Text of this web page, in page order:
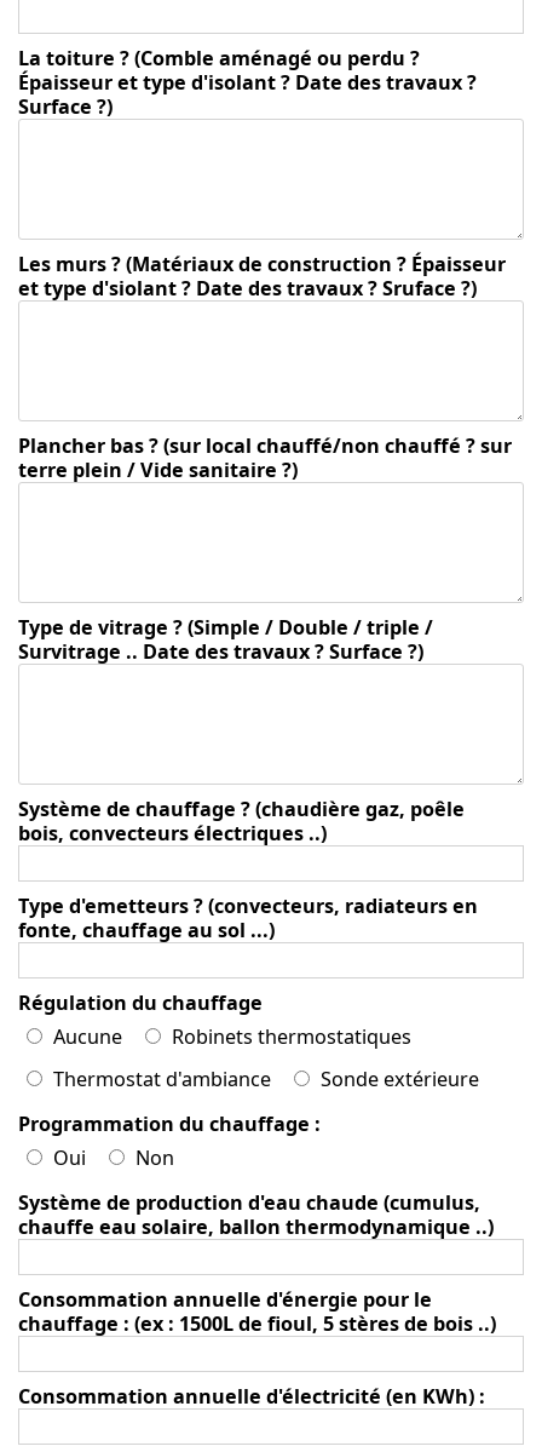
La toiture ? (Comble aménagé ou perdu ?
Épaisseur et type d'isolant ? Date des travaux ?
Surface ?)
Les murs ? (Matériaux de construction ? Épaisseur
et type d'siolant ? Date des travaux ? Sruface ?)
Plancher bas ? (sur local chauffé/non chauffé ? sur
terre plein / Vide sanitaire ?)
Type de vitrage ? (Simple / Double / triple /
Survitrage .. Date des travaux ? Surface ?)
Système de chauffage ? (chaudière gaz, poêle
bois, convecteurs électriques ..)
Type d'emetteurs ? (convecteurs, radiateurs en
fonte, chauffage au sol ...)
Régulation du chauffage
Aucune
Robinets thermostatiques
Thermostat d'ambiance
Sonde extérieure
Programmation du chauffage :
Oui
Non
Système de production d'eau chaude (cumulus,
chauffe eau solaire, ballon thermodynamique ..)
Consommation annuelle d'énergie pour le
chauffage : (ex : 1500L de fioul, 5 stères de bois ..)
Consommation annuelle d'électricité (en KWh) :